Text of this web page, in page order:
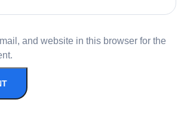
and website in this browser for the